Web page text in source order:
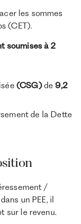
les sommes
(CET).
soumises à 2
(CSG)de 9,2
de la Dette
/
un PEE, il
sur le revenu.